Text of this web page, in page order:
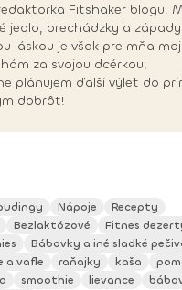
Fitshaker blogu.
jedlo, prechádzky a
láskou je však pre mňa
za svojou dcérkou,
plánujem ďalší výlet do
dobrôt!
Nápoje
Recepty
Bezlaktózové Fitnes
Bábovky a iné sladké
a vafle
raňajky kaša
smoothie lievance